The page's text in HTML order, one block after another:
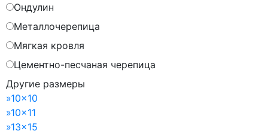
Ондулин
Металлочерепица
Мягкая кровля
Цементно-песчаная черепица
Другие размеры
»10x10
»10x11
»13x15